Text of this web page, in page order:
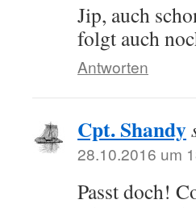
Jip, auch
folgt auch
Antworten
Cpt. Shandy
28.10.2016 um
Passt doch!